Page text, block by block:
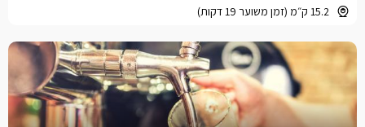
15.2 ק״מ (זמן משוער 19 דקות)